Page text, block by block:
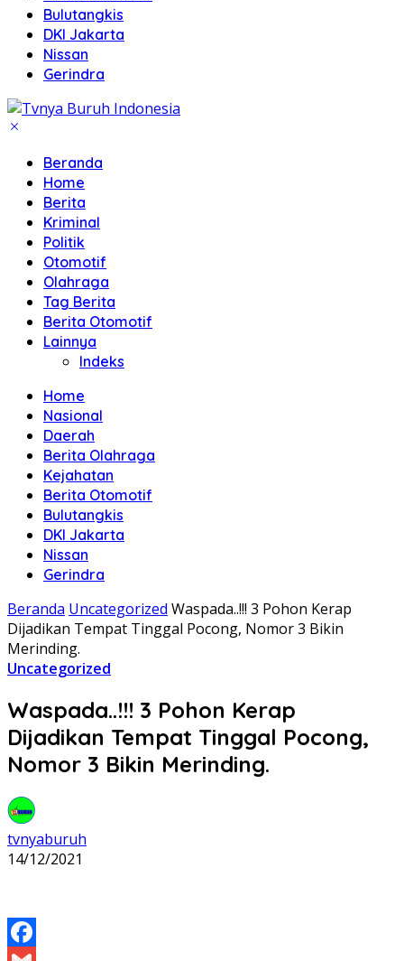
Bulutangkis
DKI Jakarta
Nissan
Gerindra
Beranda
Home
Berita
Kriminal
Politik
Otomotif
Olahraga
Tag Berita
Berita Otomotif
Lainnya
Indeks
Home
Nasional
Daerah
Berita Olahraga
Kejahatan
Berita Otomotif
Bulutangkis
DKI Jakarta
Nissan
Gerindra
Beranda Uncategorized Waspada..!!! 3 Pohon Kerap
Dijadikan Tempat Tinggal Pocong, Nomor 3 Bikin
Merinding.
Uncategorized
Waspada..!!! 3 Pohon Kerap
Dijadikan Tempat Tinggal Pocong,
Nomor 3 Bikin Merinding.
tvnyaburuh
14/12/2021